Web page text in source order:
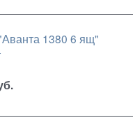
1380 6 ящ"